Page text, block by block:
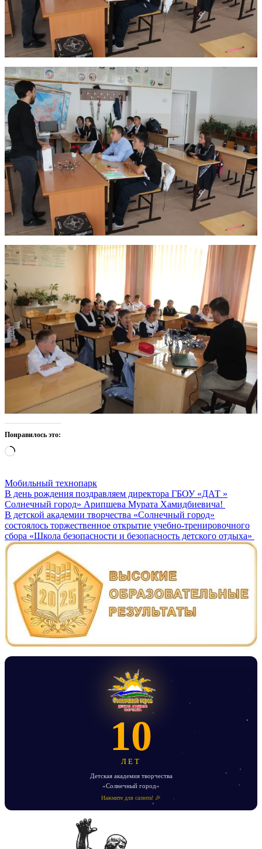
Понравилось это:
Загрузка…
Мобильный технопарк
Навигация
по
записям
В день рождения поздравляем директора ГБОУ «ДАТ »
Солнечный город» Арипшева Мурата Хамидбиевича!
В детской академии творчества «Солнечный город»
состоялось торжественное открытие учебно-тренировочного
сбора «Школа безопасности и безопасность детского отдыха»
10
ЛЕТ
Детская академия творчества
«Солнечный город»
Нажмите для салюта! 🎉